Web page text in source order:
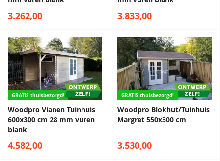
3.262,00 3.833,00
GRATIS thuisbezorgd!
Woodpro Vianen Tuinhuis
600x300 cm 28 mm vuren
blank
4.582,00
GRATIS thuisbezorgd!
Woodpro Blokhut/Tuinhuis
Margret 550x300 cm
3.530,00